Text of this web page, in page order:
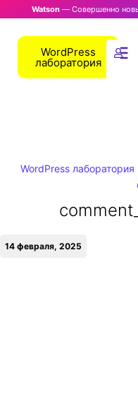
Watson— Совершенно
WordPress
лаборатория
WordPress лаборатория
14 февраля, 2025